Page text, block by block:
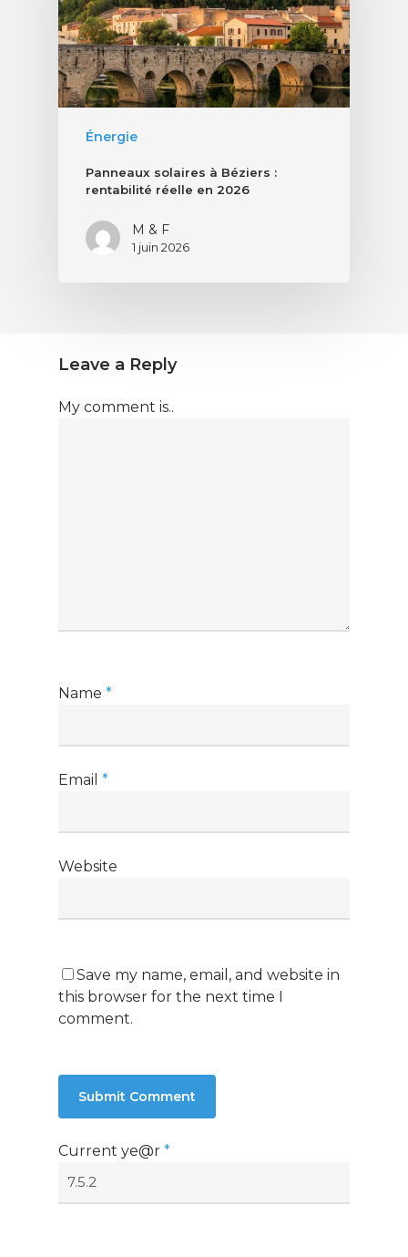
Énergie
Panneaux solaires à Béziers :
rentabilité réelle en 2026
M & F
1 juin 2026
Leave a Reply
My comment is..
Name *
Email *
Website
Save my name, email, and website in
this browser for the next time I
comment.
Current ye@r *